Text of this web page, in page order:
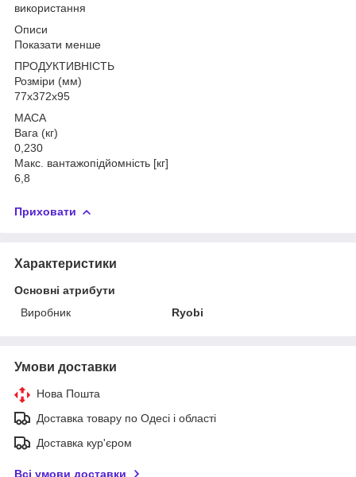
використання
Описи
Показати менше
ПРОДУКТИВНІСТЬ
Розміри (мм)
77x372x95
МАСА
Вага (кг)
0,230
Макс. вантажопідйомність [кг]
6,8
Приховати
Характеристики
Основні атрибути
Виробник
Ryobi
Умови доставки
Нова Пошта
Доставка товару по Одесі і області
Доставка кур'єром
Всі умови доставки